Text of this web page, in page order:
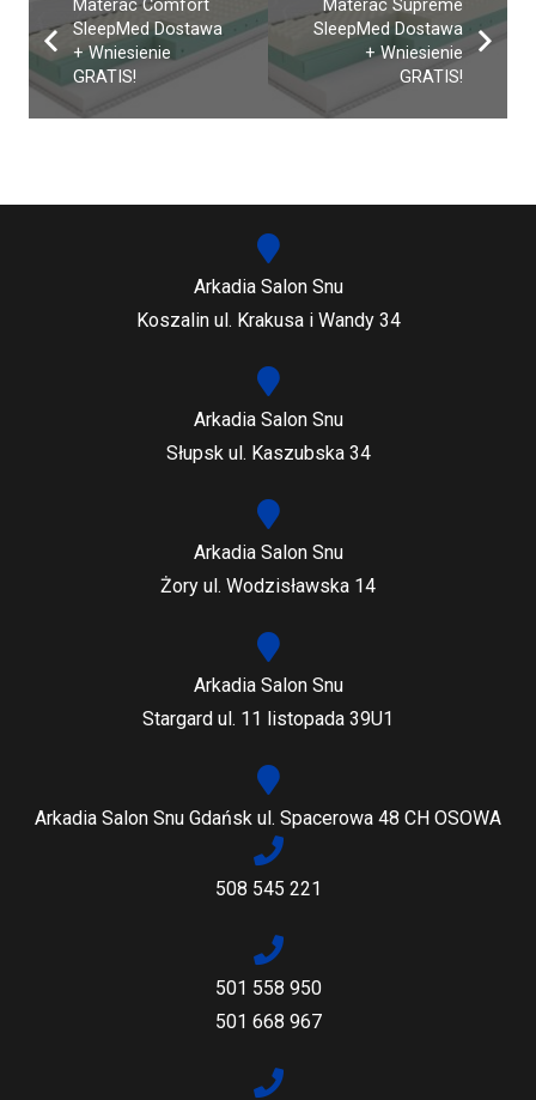
Materac Comfort
SleepMed Dostawa
+ Wniesienie
GRATIS!
Materac Supreme
SleepMed Dostawa
+ Wniesienie
GRATIS!
Arkadia Salon Snu
Koszalin ul. Krakusa i Wandy 34
Arkadia Salon Snu
Słupsk ul. Kaszubska 34
Arkadia Salon Snu
Żory ul. Wodzisławska 14
Arkadia Salon Snu
Stargard ul. 11 listopada 39U1
Arkadia Salon Snu Gdańsk ul. Spacerowa 48 CH OSOWA
508 545 221
501 558 950
501 668 967